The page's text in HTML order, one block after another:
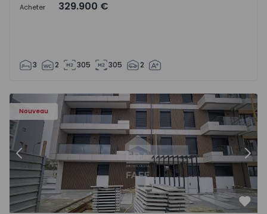
Acheter 329.900 €
3 2 305 305 2
Nouveau
Précédent